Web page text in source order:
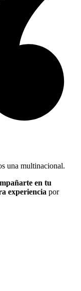
una multinacional.
en tu
experiencia por